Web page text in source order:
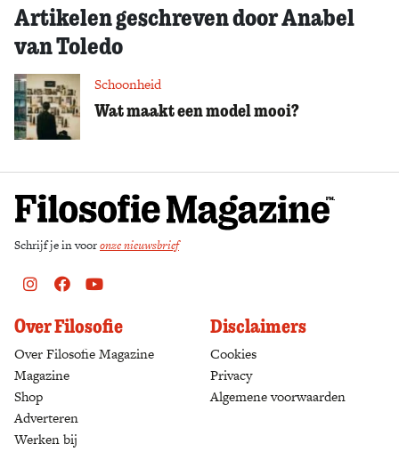
Artikelen geschreven door Anabel
van Toledo
Schoonheid
Wat maakt een model mooi?
Schrijf je in vooronze nieuwsbrief
Instagram
FacebookYoutube
Over Filosofie
Over Filosofie Magazine
Magazine
Shop
Adverteren
Werken bij
Disclaimers
Cookies
Privacy
Algemene voorwaarden